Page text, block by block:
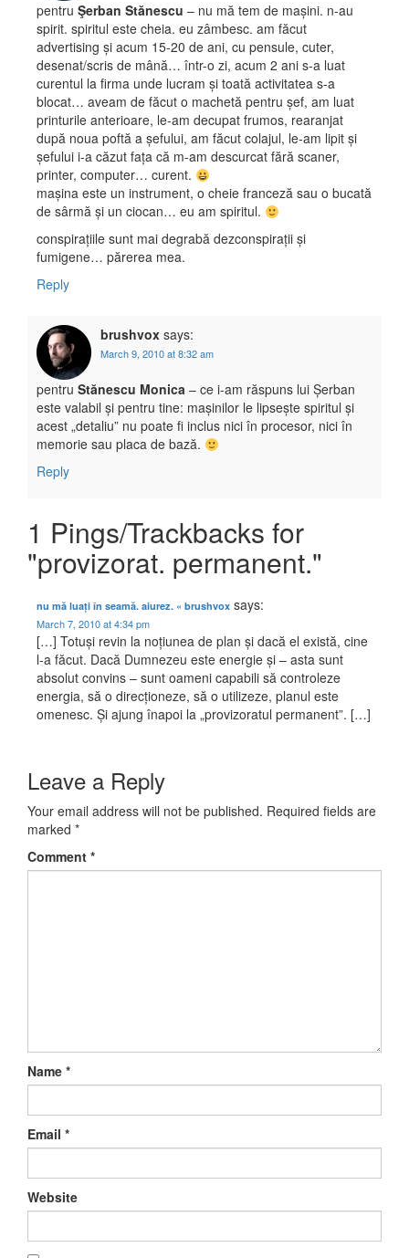
pentru Şerban Stănescu – nu mă tem de mașini. n-au
spirit. spiritul este cheia. eu zâmbesc. am făcut
advertising și acum 15-20 de ani, cu pensule, cuter,
desenat/scris de mână… într-o zi, acum 2 ani s-a luat
curentul la firma unde lucram și toată activitatea s-a
blocat… aveam de făcut o machetă pentru șef, am luat
printurile anterioare, le-am decupat frumos, rearanjat
după noua poftă a șefului, am făcut colajul, le-am lipit și
șefului i-a căzut fața că m-am descurcat fără scaner,
printer, computer… curent.
mașina este un instrument, o cheie franceză sau o bucată
de sârmă și un ciocan… eu am spiritul.
conspirațiile sunt mai degrabă dezconspirații și
fumigene… părerea mea.
Reply
brushvox says:
March 9, 2010 at 8:32 am
pentru Stănescu Monica – ce i-am răspuns lui Șerban
este valabil și pentru tine: mașinilor le lipsește spiritul și
acest „detaliu” nu poate fi inclus nici în procesor, nici în
memorie sau placa de bază.
Reply
1 Pings/Trackbacks for
"provizorat. permanent."
nu mă luați în seamă. aiurez. « brushvox says:
March 7, 2010 at 4:34 pm
[…] Totuși revin la noțiunea de plan și dacă el există, cine
l-a făcut. Dacă Dumnezeu este energie și – asta sunt
absolut convins – sunt oameni capabili să controleze
energia, să o direcționeze, să o utilizeze, planul este
omenesc. Și ajung înapoi la „provizoratul permanent”. […]
Leave a Reply
Your email address will not be published. Required fields are
marked *
Comment *
Name *
Email *
Website